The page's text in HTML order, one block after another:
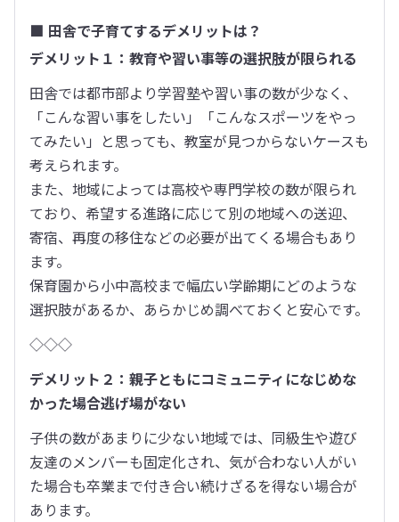
■ 田舎で子育てするデメリットは？
デメリット１：教育や習い事等の選択肢が限られる
田舎では都市部より学習塾や習い事の数が少なく、
「こんな習い事をしたい」「こんなスポーツをやっ
てみたい」と思っても、教室が見つからないケースも
考えられます。
また、地域によっては高校や専門学校の数が限られ
ており、希望する進路に応じて別の地域への送迎、
寄宿、再度の移住などの必要が出てくる場合もあり
ます。
保育園から小中高校まで幅広い学齢期にどのような
選択肢があるか、あらかじめ調べておくと安心です。
◇◇◇
デメリット２：親子ともにコミュニティになじめな
かった場合逃げ場がない
子供の数があまりに少ない地域では、同級生や遊び
友達のメンバーも固定化され、気が合わない人がい
た場合も卒業まで付き合い続けざるを得ない場合が
あります。